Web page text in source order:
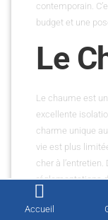
contemporain.
budget et une
Le
Le chaume est
excellente
charme unique
vie est plus
cher à
réglementations
Chez C.G
Accueil